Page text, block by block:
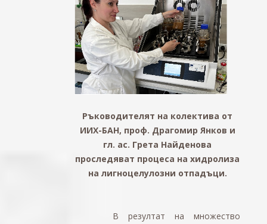
Ръководителят на колектива от
ИИХ-БАН, проф. Драгомир Янков и
гл. ас. Грета Найденова
проследяват процеса на хидролиза
на лигноцелулозни отпадъци.
В резултат на множество